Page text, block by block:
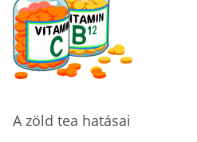
A zöld tea hatásai